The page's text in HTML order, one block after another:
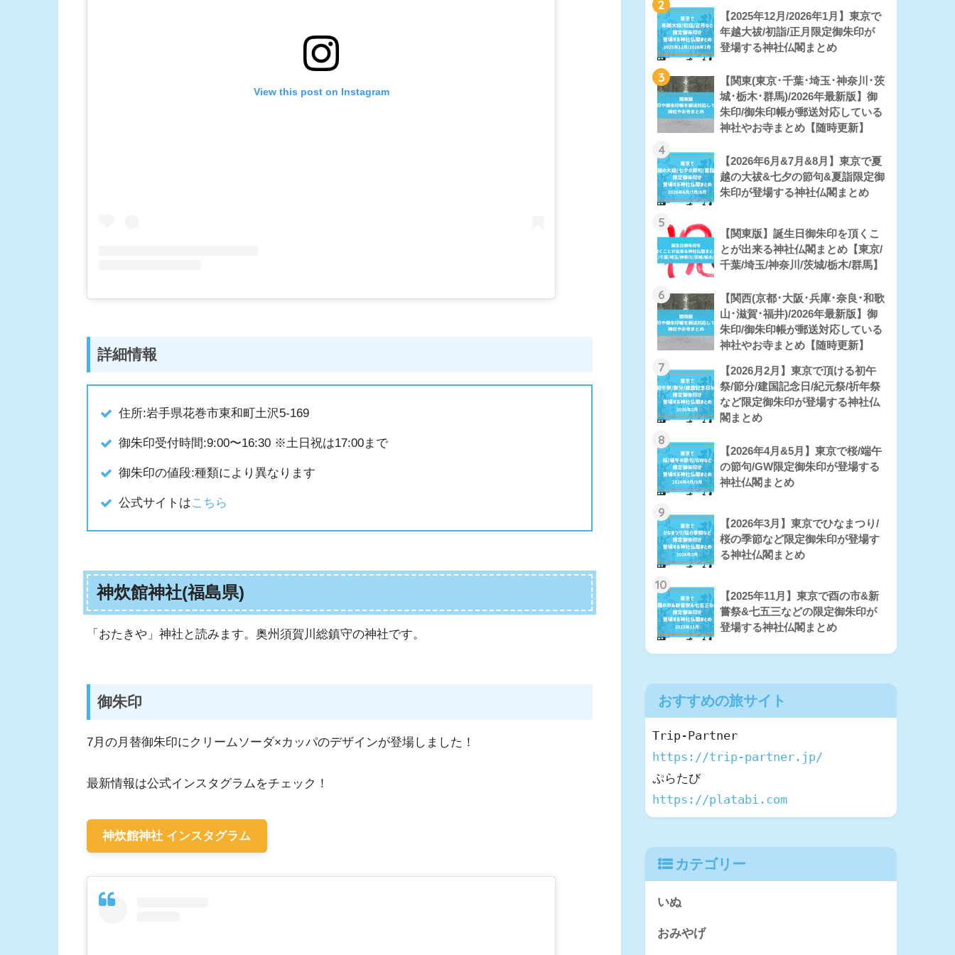
View this post on Instagram
詳細情報
住所:岩手県花巻市東和町土沢5-169
御朱印受付時間:9:00〜16:30 ※土日祝は17:00まで
御朱印の値段:種類により異なります
公式サイトはこちら
神炊館神社(福島県)
「おたきや」神社と読みます。奥州須賀川総鎮守の神社です。
御朱印
7月の月替御朱印にクリームソーダ×カッパのデザインが登場しました！
最新情報は公式インスタグラムをチェック！
神炊館神社 インスタグラム
2
【2025年12月/2026年1月】東京で
年越大祓/初詣/正月限定御朱印が
登場する神社仏閣まとめ
3
【関東(東京･千葉･埼玉･神奈川･茨
城･栃木･群馬)/2026年最新版】御
朱印/御朱印帳が郵送対応している
神社やお寺まとめ【随時更新】
4
【2026年6月&7月&8月】東京で夏
越の大祓&七夕の節句&夏詣限定御
朱印が登場する神社仏閣まとめ
5
【関東版】誕生日御朱印を頂くこ
とが出来る神社仏閣まとめ【東京/
千葉/埼玉/神奈川/茨城/栃木/群馬】
6
【関西(京都･大阪･兵庫･奈良･和歌
山･滋賀･福井)/2026年最新版】御
朱印/御朱印帳が郵送対応している
神社やお寺まとめ【随時更新】
7
【2026月2月】東京で頂ける初午
祭/節分/建国記念日/紀元祭/祈年祭
など限定御朱印が登場する神社仏
閣まとめ
8
【2026年4月&5月】東京で桜/端午
の節句/GW限定御朱印が登場する
神社仏閣まとめ
9
【2026年3月】東京でひなまつり/
桜の季節など限定御朱印が登場す
る神社仏閣まとめ
10
【2025年11月】東京で酉の市&新
嘗祭&七五三などの限定御朱印が
登場する神社仏閣まとめ
おすすめの旅サイト
https://trip-partner.jp/
https://platabi.com
カテゴリー
いぬ
おみやげ